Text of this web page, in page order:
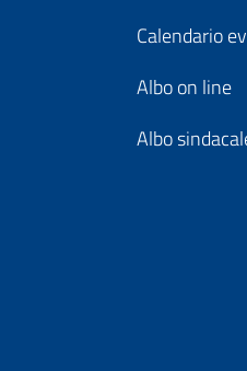
Calendario
Albo on line
Albo